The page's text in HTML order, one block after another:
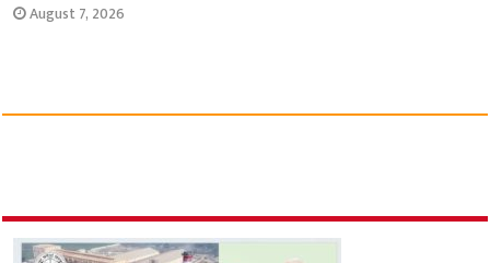
August 7, 2026